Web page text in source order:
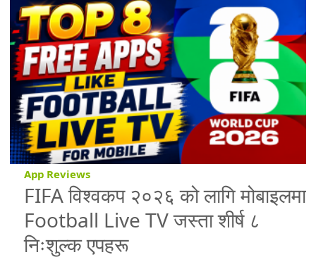
App Reviews
FIFA विश्वकप २०२६ को लागि मोबाइलमा
Football Live TV जस्ता शीर्ष ८
निःशुल्क एपहरू